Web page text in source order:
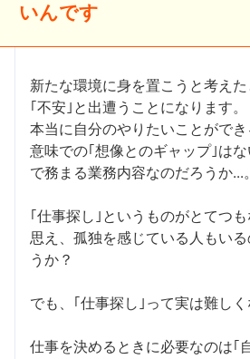
いんです
新たな環境に身を置こうと考え
｢不安｣と出遭うことになります。
本当に自分のやりたいことがで
意味での｢想像とのギャップ｣は
で務まる業務内容なのだろうか...。
｢仕事探し｣というものがとてつ
思え、孤独を感じている人もい
うか？
でも、｢仕事探し｣って実は難しく
仕事を決めるときに必要なのは｢